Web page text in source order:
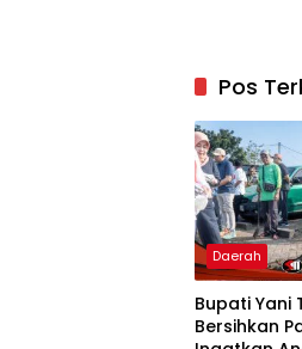
Pos
Daerah
Bupati Yani
Bersihkan